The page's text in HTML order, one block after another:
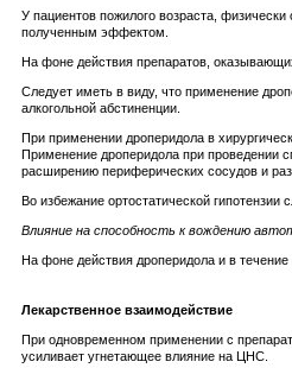
У пациентов пожилого возраста,
полученным эффектом.
На фоне действия препаратов,
Следует иметь в виду, что применение
алкогольной абстиненции.
При применении дроперидола в
Применение дроперидола при проведении
расширению периферических сосудов и
Во избежание ортостатической гипотензии
Влияние на способность к вождению
На фоне действия дроперидола и в
Лекарственное взаимодействие
При одновременном применении с
усиливает угнетающее влияние на ЦНС.